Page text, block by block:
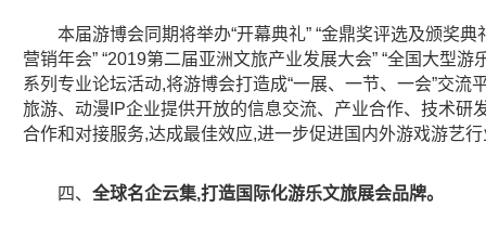
本届游博会同期将举办“开幕典礼” “金鼎奖评选及颁奖典
营销年会” “2019第二届亚洲文旅产业发展大会” “全国大型游
系列专业论坛活动,将游博会打造成“一展、一节、一会”交流
旅游、动漫IP企业提供开放的信息交流、产业合作、技术研
合作和对接服务,达成最佳效应,进一步促进国内外游戏游艺
四、 全球名企云集,打造国际化游乐文旅展会品牌。